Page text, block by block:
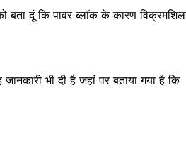
कि पावर ब्लॉक के कारण
भी दी है जहां पर बताया गया है कि